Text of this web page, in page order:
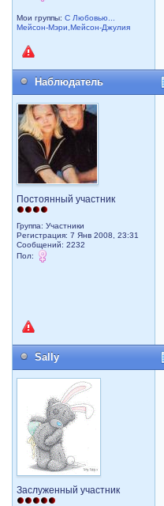
Мои группы:С Любовью...
Мейсон-Мэри,Мейсон-Джулия
Наблюдатель
Постоянный участник
Группа: Участники
Регистрация: 7 Янв 2008, 23:31
Сообщений: 2232
Пол:
Sally
Заслуженный участник